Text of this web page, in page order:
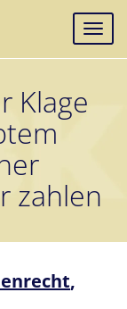
Klage
zahlen
,